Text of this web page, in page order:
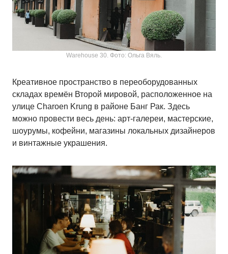
Warehouse 30. Фото: Ольга Вяль.
Креативное пространство в переоборудованных
складах времён Второй мировой, расположенное на
улице Charoen Krung в районе Банг Рак. Здесь
можно провести весь день: арт-галереи, мастерские,
шоурумы, кофейни, магазины локальных дизайнеров
и винтажные украшения.